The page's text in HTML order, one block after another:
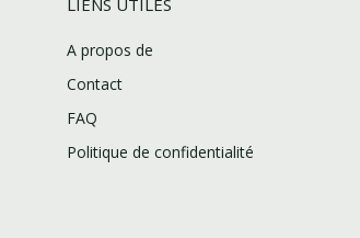
LIENS UTILES
A propos de
Contact
FAQ
Politique de confidentialité